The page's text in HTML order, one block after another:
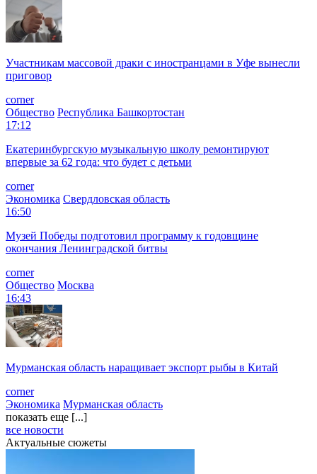
Участникам массовой драки с иностранцами в Уфе вынесли
приговор
corner
Общество Республика Башкортостан
17:12
Екатеринбургскую музыкальную школу ремонтируют
впервые за 62 года: что будет с детьми
corner
Экономика Свердловская область
16:50
Музей Победы подготовил программу к годовщине
окончания Ленинградской битвы
corner
Общество Москва
16:43
Мурманская область наращивает экспорт рыбы в Китай
corner
Экономика Мурманская область
показать еще [...]
все новости
Актуальные сюжеты